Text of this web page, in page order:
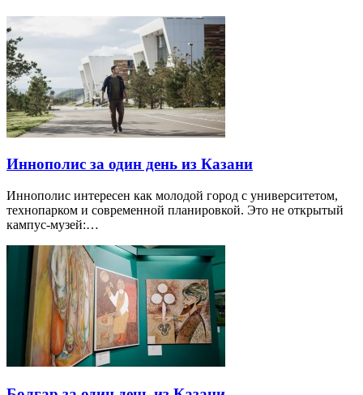
Иннополис за один день из Казани
Иннополис интересен как молодой город с университетом,
технопарком и современной планировкой. Это не открытый
кампус-музей:…